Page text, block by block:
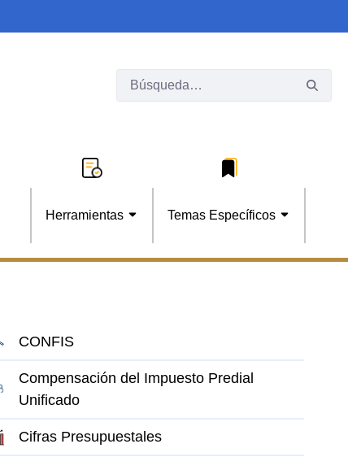
Herramientas Temas Específicos
CONFIS
Compensación del Impuesto Predial
Unificado
Cifras Presupuestales